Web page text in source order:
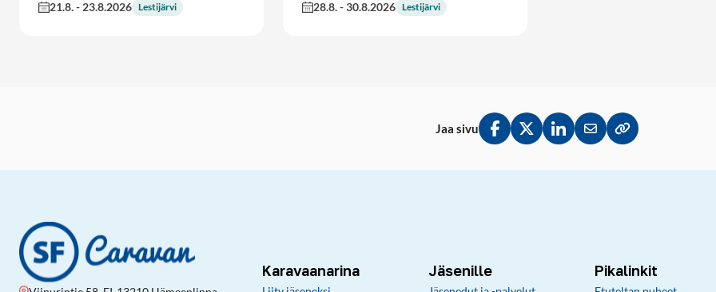
21.8.- 23.8.2026 Lestijärvi 28.8.-30.8.2026 Lestijärvi
Jaa sivu
Jaa Facebookissa
Jaa Twitterissä
Jaa LinkedInissä
Jaa sähköpostitse
Kopioi linkki
Karavaanarina Jäsenille Pikalinkit